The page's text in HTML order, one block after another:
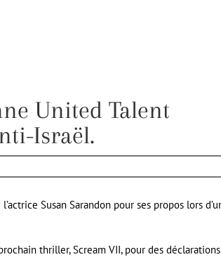
United Talent
Israël.
Susan Sarandon pour ses propos lors
thriller, Scream VII, pour des déclarations